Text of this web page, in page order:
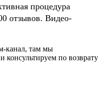
процедура
отзывов. Видео-
канал, там мы
консультируем по возврату